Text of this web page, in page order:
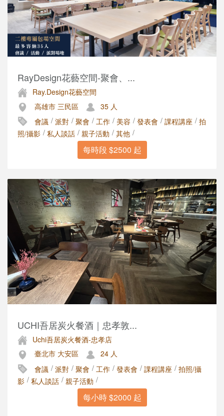
RayDesign花藝空間-聚會、...
Ray.Design花藝空間
高雄市 三民區
35 人
會議 / 派對 / 聚會 / 工作 / 美容 / 發表會 / 課程講座 / 拍
照/攝影 / 私人談話 / 親子活動 / 其他 /
每時段 $2500 起
UCHI吾居炭火餐酒｜忠孝敦...
Uchi吾居炭火餐酒-忠孝店
臺北市 大安區
24 人
會議 / 派對 / 聚會 / 工作 / 發表會 / 課程講座 / 拍照/攝
影 / 私人談話 / 親子活動 /
每小時 $2000 起